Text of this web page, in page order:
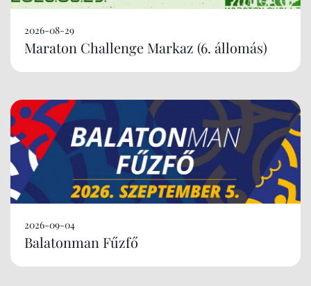
2026-08-29
Maraton Challenge Markaz (6. állomás)
2026-09-04
Balatonman Fűzfő